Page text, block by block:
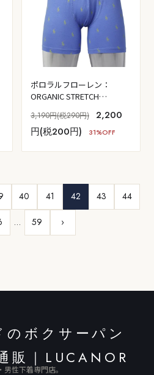
ポロラルフローレン：
ORGANIC STRETCH
(ニューイングランドブルー)
3,190円(税290円)
2,200
円(税200円)
31%OFF
40 41 42 43 44
… 59 ›
性下着専門店。